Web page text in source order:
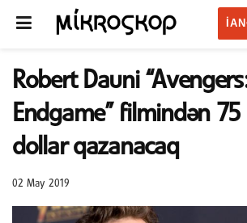
Robert Dauni
Endgame” filmindən
dollar qazanacaq
02 May 2019